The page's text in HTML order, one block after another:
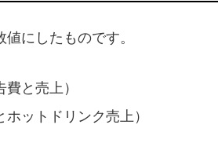
にしたものです。
と売上）
ットドリンク売上）